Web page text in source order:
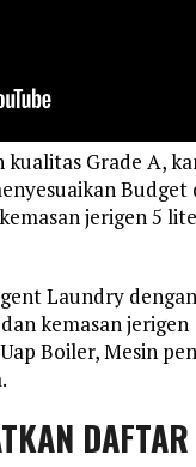
kualitas Grade A,
jerigen 5
Laundry
kemasan
Boiler, Mesin